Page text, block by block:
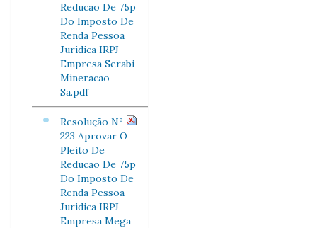
Reducao De 75p
Do Imposto De
Renda Pessoa
Juridica IRPJ
Empresa Serabi
Mineracao
Sa.pdf
Resolução Nº
223 Aprovar O
Pleito De
Reducao De 75p
Do Imposto De
Renda Pessoa
Juridica IRPJ
Empresa Mega